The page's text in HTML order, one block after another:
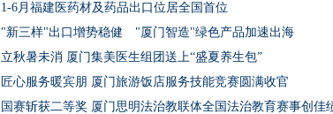
1-6月福建医药材及药品出口位居全国首位
"新三样"出口增势稳健 "厦门智造"绿色产品加速出海
立秋暑未消 厦门集美医生组团送上“盛夏养生包”
匠心服务暖宾朋 厦门旅游饭店服务技能竞赛圆满收官
国赛斩获二等奖 厦门思明法治教联体全国法治教育赛事创佳